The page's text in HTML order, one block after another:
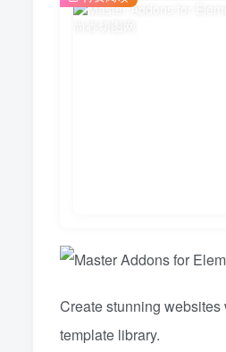
Create stunning
template library.